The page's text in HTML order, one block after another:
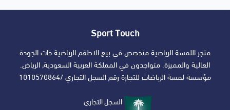
Sport Touch
متجر اللمسة الرياضية متخصص في بيع الاطقم الرياضية ذات الجودة
العالية والمميزة. متواجدون في المملكة العربية السعودية, الرياض.
مؤسسة لمسة الرياضات للتجارة رقم السجل التجاري /1010570864
السجل التجاري